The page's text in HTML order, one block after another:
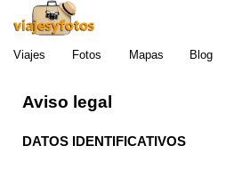
Viajes Fotos Mapas Blog
Aviso legal
DATOS IDENTIFICATIVOS